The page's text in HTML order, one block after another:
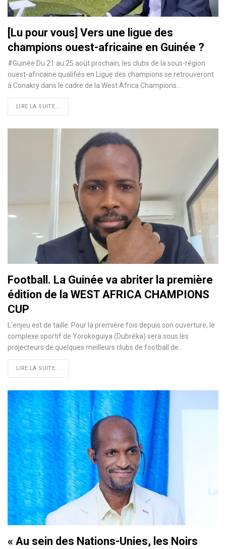
[Lu pour vous] Vers une ligue des
champions ouest-africaine en Guinée ?
#Guinée Du 21 au 25 août prochain, les clubs de la sous-région
ouest-africaine qualifiés en Ligue des champions se retrouveront
à Conakry dans le cadre de la West Africa Champions…
LIRE LA SUITE...
Football. La Guinée va abriter la première
édition de la WEST AFRICA CHAMPIONS
CUP
L'enjeu est de taille. Pour la première fois depuis son ouverture, le
complexe sportif de Yorokoguiya (Dubréka) sera sous les
projecteurs de quelques meilleurs clubs de football de…
LIRE LA SUITE...
« Au sein des Nations-Unies, les Noirs